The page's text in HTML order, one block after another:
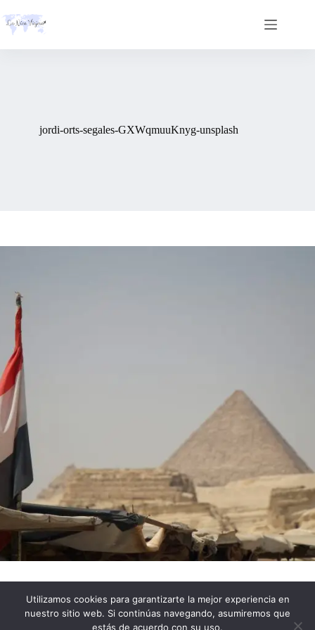
to
content
jordi-orts-segales-GXWqmuuKnyg-unsplash
Impressum
Política de Privacidad
Política de cookies
Utilizamos cookies para garantizarte la mejor experiencia en
nuestro sitio web. Si continúas navegando, asumiremos que
estás de acuerdo con su uso.